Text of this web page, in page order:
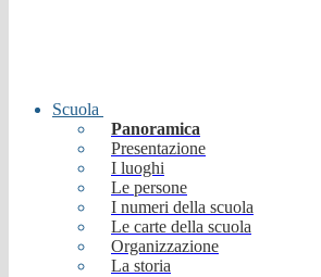
Scuola
Panoramica
Presentazione
I luoghi
Le persone
I numeri della scuola
Le carte della scuola
Organizzazione
La storia